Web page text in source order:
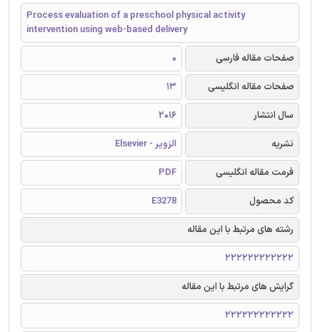
Process evaluation of a preschool physical activity
intervention using web-based delivery
صفحات مقاله فارسی
0
صفحات مقاله انگلیسی
13
سال انتشار
2016
نشریه
الزویر - Elsevier
فرمت مقاله انگلیسی
PDF
کد محصول
E3278
رشته های مرتبط با این مقاله
222222222222
گرایش های مرتبط با این مقاله
222222222222